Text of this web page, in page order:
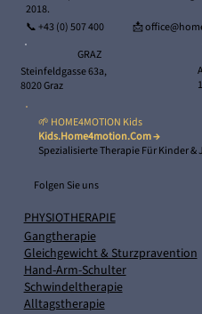
2018.
📞+43 (0) 507 400 📩
GRAZ
Steinfeldgasse 63a,
8020 Graz
🌱 HOME4MOTION Kids
Kids.home4motion.com →
Spezialisierte Therapie Für Kinder &
Folgen Sie uns
PHYSIOTHERAPIE
Gangtherapie
Gleichgewicht & Sturzpravention
Hand-Arm-Schulter
Schwindeltherapie
Alltagstherapie